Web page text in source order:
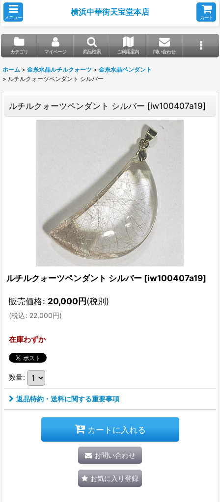
メニュー
横浜中華街天宝堂本店
カート
カテゴリ マイページ 商品検索 ご利用案内 問い合わせ
ホーム > 金糸水晶ルチルクォーツ > 金糸水晶ペンダント
> ルチルクォーツペンダント シルバー
ルチルクォーツペンダント シルバー [iw100407a19]
ルチルクォーツペンダント シルバー [iw100407a19]
販売価格: 20,000円(税別)
(税込: 22,000円)
在庫わずか
数量:
返品特約・送料に関する重要事項
カートに入れる
お問い合わせ
お気に入り登録